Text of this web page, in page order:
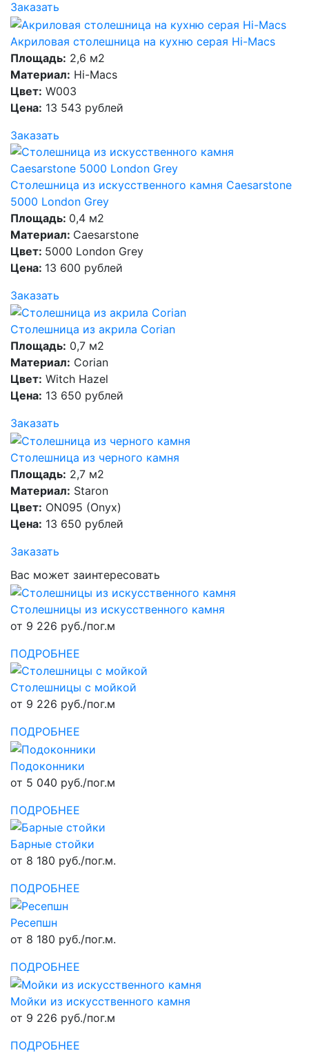
Заказать
Акриловая столешница на кухню серая Hi-Macs
Площадь: 2,6 м2
Материал: Hi-Macs
Цвет: W003
Цена: 13 543 рублей
Заказать
Столешница из искусственного камня Caesarstone
5000 London Grey
Площадь: 0,4 м2
Материал: Caesarstone
Цвет: 5000 London Grey
Цена: 13 600 рублей
Заказать
Столешница из акрила Corian
Площадь: 0,7 м2
Материал: Corian
Цвет: Witch Hazel
Цена: 13 650 рублей
Заказать
Столешница из черного камня
Площадь: 2,7 м2
Материал: Staron
Цвет: ON095 (Onyx)
Цена: 13 650 рублей
Заказать
Вас может заинтересовать
Столешницы из искусственного камня
от 9 226 руб./пог.м
ПОДРОБНЕЕ
Столешницы с мойкой
от 9 226 руб./пог.м
ПОДРОБНЕЕ
Подоконники
от 5 040 руб./пог.м
ПОДРОБНЕЕ
Барные стойки
от 8 180 руб./пог.м.
ПОДРОБНЕЕ
Ресепшн
от 8 180 руб./пог.м.
ПОДРОБНЕЕ
Мойки из искусственного камня
от 9 226 руб./пог.м
ПОДРОБНЕЕ